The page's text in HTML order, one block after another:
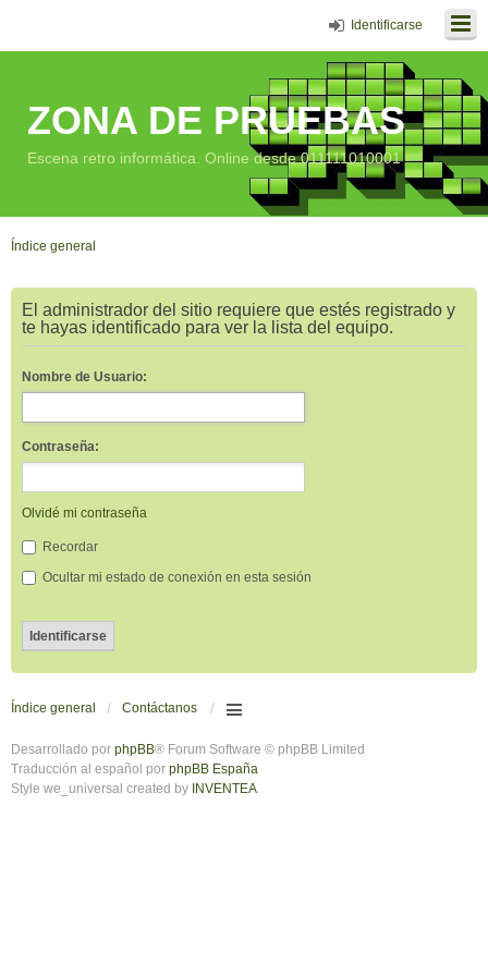
Identificarse
ZONA DE PRUEBAS
Escena retro informática. Online desde 011111010001
Índice general
El administrador del sitio requiere que estés registrado y
te hayas identificado para ver la lista del equipo.
Nombre de Usuario:
Contraseña:
Olvidé mi contraseña
Recordar
Ocultar mi estado de conexión en esta sesión
Índice general Contáctanos
Desarrollado por phpBB® Forum Software © phpBB Limited
Traducción al español por phpBB España
Style we_universal created by INVENTEA